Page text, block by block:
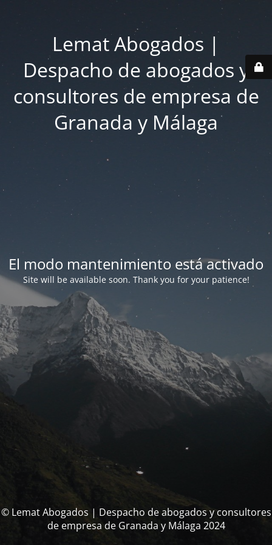
Lemat Abogados |
Despacho de abogados y
consultores de empresa de
Granada y Málaga
El modo mantenimiento está activado
Site will be available soon. Thank you for your patience!
© Lemat Abogados | Despacho de abogados y consultores
de empresa de Granada y Málaga 2024